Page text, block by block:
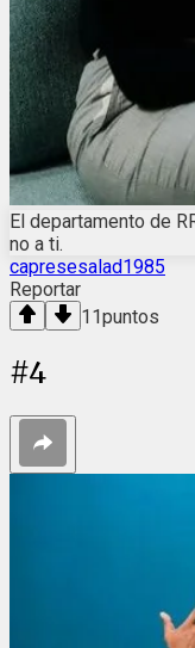
El departamento de
no a ti.
capresesalad1985
Reportar
11puntos
#4